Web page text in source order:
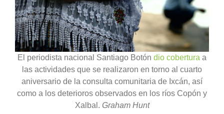
El periodista nacional Santiago Botón dio cobertura a
las actividades que se realizaron en torno al cuarto
aniversario de la consulta comunitaria de Ixcán, así
como a los deterioros observados en los ríos Copón y
Xalbal. Graham Hunt